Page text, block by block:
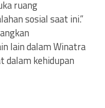
ruang
sosial saat ini.”
lain dalam Winatra
dalam kehidupan